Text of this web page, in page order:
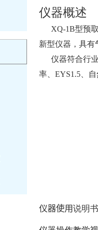
仪器概述
XQ-1B型预
新型仪器，具
仪器符合行
率、EYS1.5、
仪器使用说明